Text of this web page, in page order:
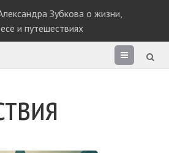
Зубкова о жизни,
и путешествиях